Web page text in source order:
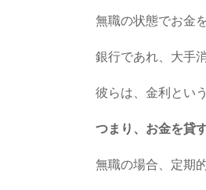
無職の状態でお金
銀行であれ、大手
彼らは、金利とい
つまり、お金を貸
無職の場合、定期